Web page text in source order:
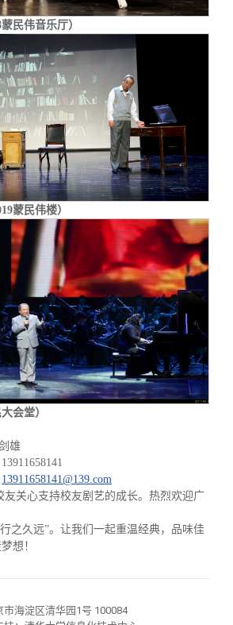
民伟音乐厅）
蒙民伟楼）
会堂）
雄
13911658141
13911658141@139.com
友关心支持校友剧艺的成长。热烈欢迎广
之久远”。让我们一起重温经典，品味佳
想！
市海淀区清华园1号 100084